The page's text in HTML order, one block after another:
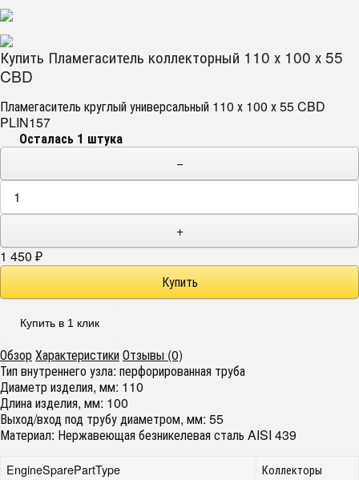
Купить Пламегаситель коллекторный 110 х 100 х 55
CBD
Пламегаситель круглый универсальный 110 х 100 х 55 CBD
PLIN157
Осталась 1 штука
−
+
1 450 ₽
Купить в 1 клик
ОбзорХарактеристикиОтзывы (0)
Тип внутреннего узла: перфорированная труба
Диаметр изделия, мм: 110
Длина изделия, мм: 100
Выход/вход под трубу диаметром, мм: 55
Материал: Нержавеющая безникелевая сталь AISI 439
EngineSparePartType Коллекторы